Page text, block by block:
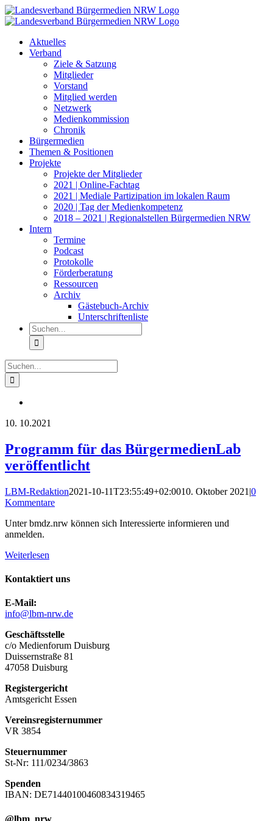
Zum
Inhalt
Aktuelles
Verband
Ziele & Satzung
Mitglieder
Vorstand
Mitglied werden
Netzwerk
Medienkommission
Chronik
Bürgermedien
Themen & Positionen
Projekte
Projekte der Mitglieder
2021 | Online-Fachtag
2021 | Mediale Partizipation im lokalen Raum
2020 | Tag der Medienkompetenz
2018 – 2021 | Regionalstellen Bürgermedien NRW
Intern
Termine
Podcast
Protokolle
Förderberatung
Ressourcen
Archiv
Gästebuch-Archiv
Unterschriftenliste
Suche
nach:
Suche
nach:
10. 10.2021
Programm für das BürgermedienLab
veröffentlicht
LBM-Redaktion2021-10-11T23:55:49+02:0010. Oktober 2021 |0
Kommentare
Unter bmdz.nrw können sich Interessierte informieren und
anmelden.
Weiterlesen
Kontaktiert uns
E-Mail:
info@lbm-nrw.de
Geschäftsstelle
c/o Medienforum Duisburg
Duissernstraße 81
47058 Duisburg
Registergericht
Amtsgericht Essen
Vereinsregisternummer
VR 3854
Steuernummer
St-Nr: 111/0234/3863
Spenden
IBAN: DE71440100460834319465
@lbm_nrw